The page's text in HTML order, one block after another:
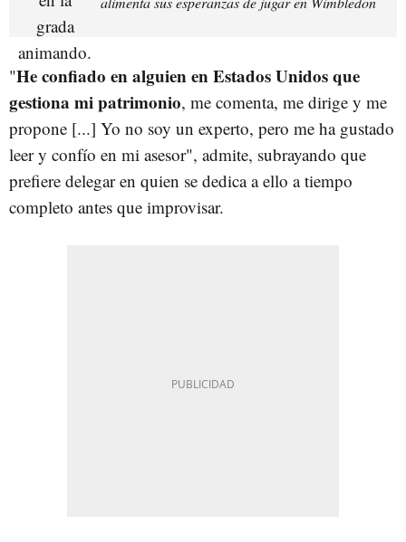
"He confiado en alguien en Estados Unidos que
gestiona mi patrimonio, me comenta, me dirige y me
propone [...] Yo no soy un experto, pero me ha gustado
leer y confío en mi asesor", admite, subrayando que
prefiere delegar en quien se dedica a ello a tiempo
completo antes que improvisar.